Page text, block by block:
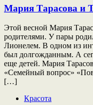
Мария Тарасова и
Этой весной Мария
родителями. У пары
Лионелем. В одном из
был долгожданным. А
еще детей. Мария
«Семейный вопрос»
[…]
Красота